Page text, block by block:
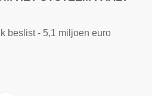
beslist - 5,1 miljoen euro